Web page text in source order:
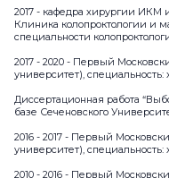
2017 - кафедра хирургии ИКМ
Клиника колопроктологии и
специальности
2017 - 2020 - Первый
университет),
Диссертационная работа
базе Сеченовского
2016 - 2017 - Первый
университет), специальность:
2010 - 2016 - Первый